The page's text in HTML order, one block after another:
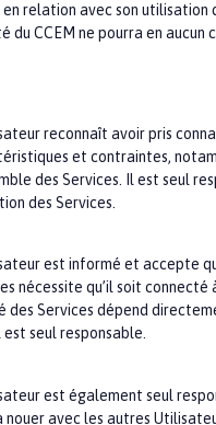
relation avec son utilisation
du CCEM ne pourra en aucun
reconnaît avoir pris
et contraintes,
des Services. Il est seul
des Services.
est informé et accepte
nécessite qu’il soit
des Services dépend
seul responsable.
est également seul
nouer avec les autres